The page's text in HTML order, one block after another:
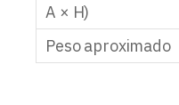
A × H)
Peso aproximado